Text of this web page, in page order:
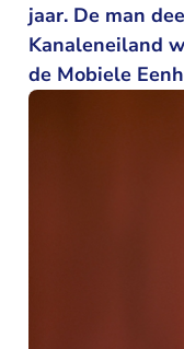
jaar. De man
Kanaleneiland
de Mobiele